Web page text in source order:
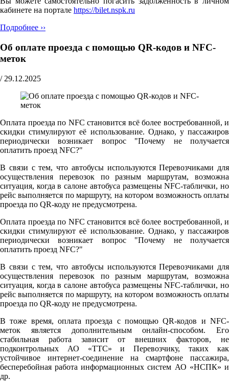
кабинете на портале https://bilet.nspk.ru
Подробнее ››
Об оплате проезда с помощью QR-кодов и NFC-
меток
/ 29.12.2025
Оплата проезда по NFC становится всё более востребованной, и
скидки стимулируют её использование. Однако, у пассажиров
периодически возникает вопрос "Почему не получается
оплатить проезд NFC?"
В связи с тем, что автобусы используются Перевозчиками для
осуществления перевозок по разным маршрутам, возможна
ситуация, когда в салоне автобуса размещены NFC-таблички, но
рейс выполняется по маршруту, на котором возможность оплаты
проезда по QR-коду не предусмотрена.
Оплата проезда по NFC становится всё более востребованной, и
скидки стимулируют её использование. Однако, у пассажиров
периодически возникает вопрос "Почему не получается
оплатить проезд NFC?"
В связи с тем, что автобусы используются Перевозчиками для
осуществления перевозок по разным маршрутам, возможна
ситуация, когда в салоне автобуса размещены NFC-таблички, но
рейс выполняется по маршруту, на котором возможность оплаты
проезда по QR-коду не предусмотрена.
В тоже время, оплата проезда с помощью QR-кодов и NFC-
меток является дополнительным онлайн-способом. Его
стабильная работа зависит от внешних факторов, не
подконтрольных АО «ТТС» и Перевозчику, таких как
устойчивое интернет-соединение на смартфоне пассажира,
бесперебойная работа информационных систем АО «НСПК» и
др.